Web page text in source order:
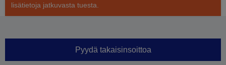
lisätietoja jatkuvasta tuesta.
Pyydä takaisinsoittoa